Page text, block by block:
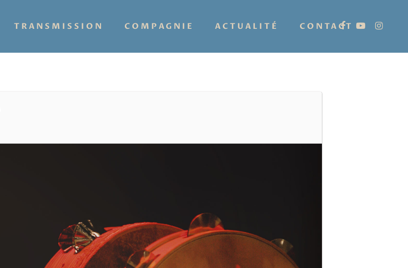
TRANSMISSION COMPAGNIE ACTUALITÉ CONTACT